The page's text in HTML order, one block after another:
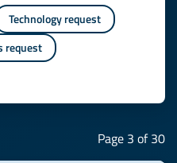
Technology request
request
Page 3 of 30